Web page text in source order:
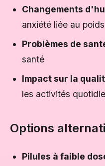
Changements
anxiété liée au poids
Problèmes de
santé
Impact sur la
les activités
Options
Pilules à faible